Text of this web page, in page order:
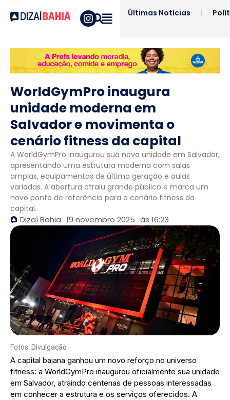
Últimas Notícias
WorldGymPro inaugura
unidade moderna em
Salvador e movimenta o
cenário fitness da capital
A WorldGymPro inaugurou sua nova unidade em Salvador,
apresentando uma estrutura moderna com salas
amplas, equipamentos de última geração e aulas
variadas. A abertura atraiu grande público e marca um
novo ponto de referência para o cenário fitness da
capital.
Dizaí Bahia 19 novembro 2025 às 16:23
Fotos: Divulgação
A capital baiana ganhou um novo reforço no universo
fitness: a WorldGymPro inaugurou oficialmente sua unidade
em Salvador, atraindo centenas de pessoas interessadas
em conhecer a estrutura e os serviços oferecidos. A